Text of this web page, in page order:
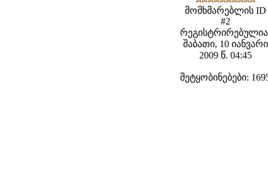
მომხმარებლის ID
#2
შაბათი, 10 იანვარი
2009 წ. 04:45
შეტყობინებები: